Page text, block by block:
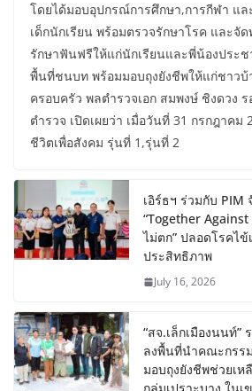
โดยได้มอบอุปกรณ์การศึกษา,การกีฬา แ
เด็กนักเรียน พร้อมตรวจรักษาโรค และจั
รักษาฟันฟรีให้แก่นักเรียนและพี่น้องประ
พื้นที่ชนบท พร้อมมอบถุงยังชีพให้แก่ชาวบ้
ครอบครัว พลตำรวจเอก สมพงษ์ ชิงดวง
ตำรวจ เปิดเผยว่า เมื่อวันที่ 31 กรกฎาค
ชีวิตเพื่อสังคม รุ่นที่ 1,รุ่นที่ 2
เอิร์ธฯ ร่วมกับ PIM
“Together
ไม่ตก” ปลอดโรคไข้
ประสิทธิภาพ
July 16, 2026
“สจ.เล็กเมืองนนท์
ลงพื้นที่นำคณะกรร
มอบถุงยังชีพช่วยเห